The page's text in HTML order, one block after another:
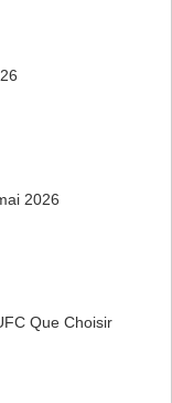
2026
Que Choisir